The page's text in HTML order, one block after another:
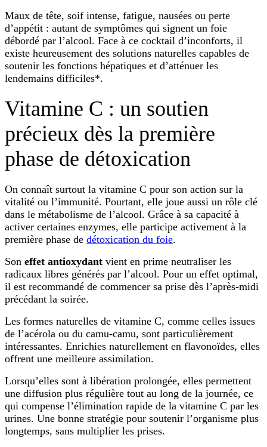
Maux de tête, soif intense, fatigue, nausées ou perte
d’appétit : autant de symptômes qui signent un foie
débordé par l’alcool. Face à ce cocktail d’inconforts, il
existe heureusement des solutions naturelles capables de
soutenir les fonctions hépatiques et d’atténuer les
lendemains difficiles*.
Vitamine C : un soutien
précieux dès la première
phase de détoxication
On connaît surtout la vitamine C pour son action sur la
vitalité ou l’immunité. Pourtant, elle joue aussi un rôle clé
dans le métabolisme de l’alcool. Grâce à sa capacité à
activer certaines enzymes, elle participe activement à la
première phase de détoxication du foie.
Son effet antioxydant vient en prime neutraliser les
radicaux libres générés par l’alcool. Pour un effet optimal,
il est recommandé de commencer sa prise dès l’après-midi
précédant la soirée.
Les formes naturelles de vitamine C, comme celles issues
de l’acérola ou du camu-camu, sont particulièrement
intéressantes. Enrichies naturellement en flavonoïdes, elles
offrent une meilleure assimilation.
Lorsqu’elles sont à libération prolongée, elles permettent
une diffusion plus régulière tout au long de la journée, ce
qui compense l’élimination rapide de la vitamine C par les
urines. Une bonne stratégie pour soutenir l’organisme plus
longtemps, sans multiplier les prises.